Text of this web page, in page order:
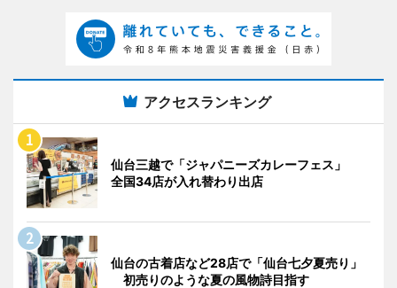
アクセスランキング
仙台三越で「ジャパニーズカレーフェス」
全国34店が入れ替わり出店
仙台の古着店など28店で「仙台七夕夏売り」
初売りのような夏の風物詩目指す